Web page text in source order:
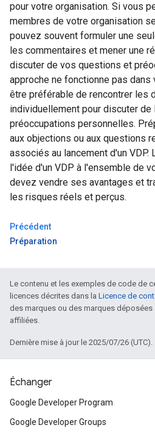
pour votre organisation. Si vous
membres de votre organisation
pouvez souvent formuler une
les commentaires et mener une
discuter de vos questions et
approche ne fonctionne pas
être préférable de rencontrer les
individuellement pour discuter
préoccupations personnelles.
aux objections ou aux questions
associés au lancement d'un
l'idée d'un VDP à l'ensemble de
devez vendre ses avantages et
les risques réels et perçus.
Précédent
Préparation
Le contenu et les exemples de code de
licences décrites dans la Licence de
des marques ou des marques
affiliées.
Dernière mise à jour le 2025/07/26 (UTC).
Échanger
Google Developer Program
Google Developer Groups